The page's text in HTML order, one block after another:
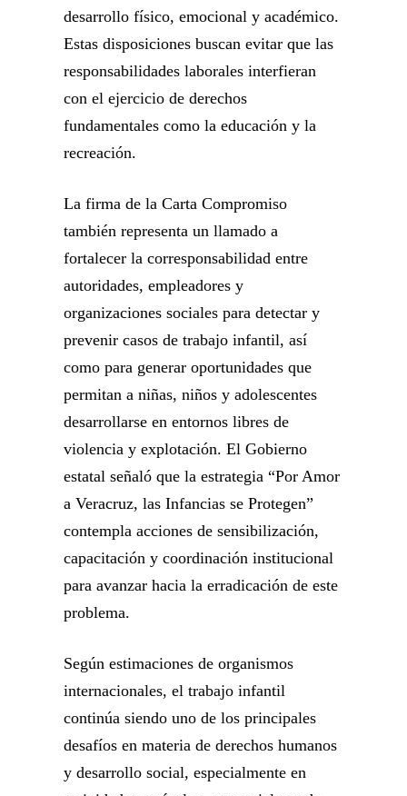
desarrollo físico, emocional y académico.
Estas disposiciones buscan evitar que las
responsabilidades laborales interfieran
con el ejercicio de derechos
fundamentales como la educación y la
recreación.
La firma de la Carta Compromiso
también representa un llamado a
fortalecer la corresponsabilidad entre
autoridades, empleadores y
organizaciones sociales para detectar y
prevenir casos de trabajo infantil, así
como para generar oportunidades que
permitan a niñas, niños y adolescentes
desarrollarse en entornos libres de
violencia y explotación. El Gobierno
estatal señaló que la estrategia “Por Amor
a Veracruz, las Infancias se Protegen”
contempla acciones de sensibilización,
capacitación y coordinación institucional
para avanzar hacia la erradicación de este
problema.
Según estimaciones de organismos
internacionales, el trabajo infantil
continúa siendo uno de los principales
desafíos en materia de derechos humanos
y desarrollo social, especialmente en